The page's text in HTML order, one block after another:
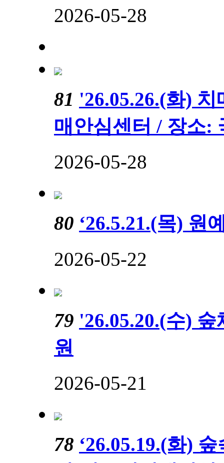
2026-05-28
81 '26.05.26.(화)
매안심센터 / 장소:
2026-05-28
80 ‘26.5.21.(목) 원
2026-05-22
79 '26.05.20.(수)
원
2026-05-21
78 ‘26.05.19.(화)